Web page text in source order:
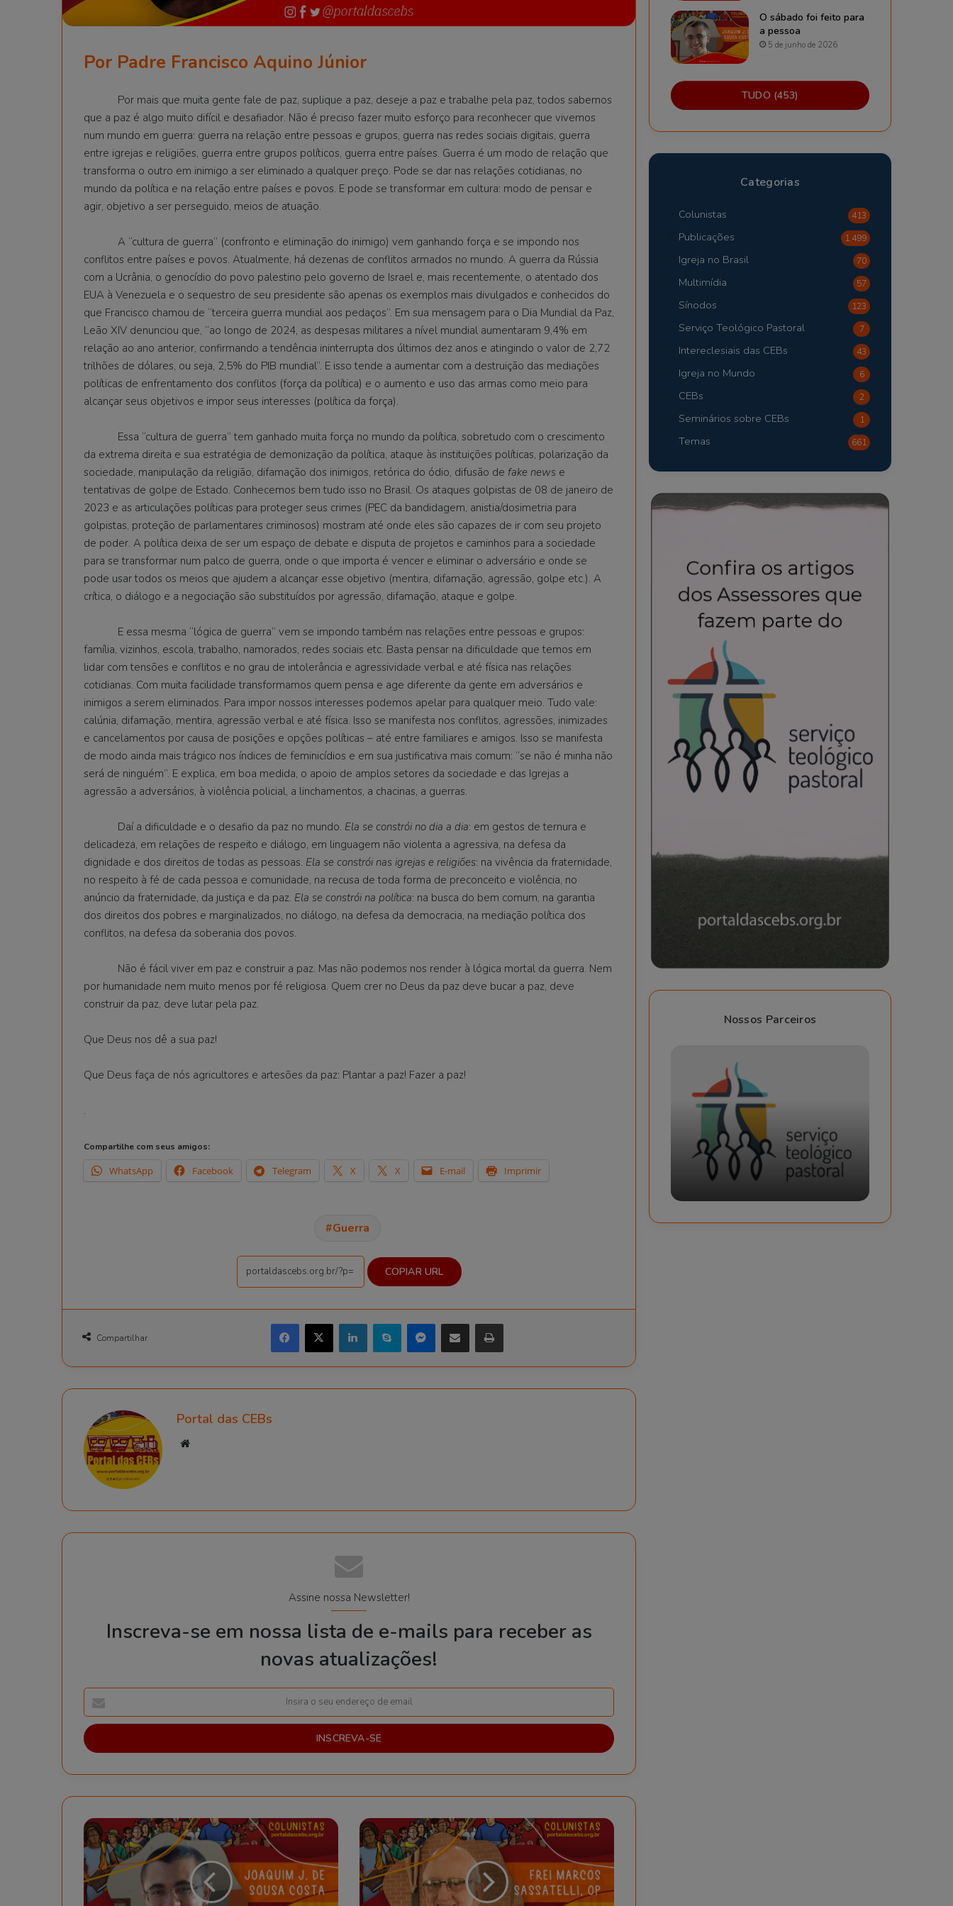
Por Padre Francisco Aquino Júnior
Por mais que muita gente fale de paz, suplique a paz, deseje a paz e trabalhe pela paz, todos sabemos
que a paz é algo muito difícil e desafiador. Não é preciso fazer muito esforço para reconhecer que vivemos
num mundo em guerra: guerra na relação entre pessoas e grupos, guerra nas redes sociais digitais, guerra
entre igrejas e religiões, guerra entre grupos políticos, guerra entre países. Guerra é um modo de relação que
transforma o outro em inimigo a ser eliminado a qualquer preço. Pode se dar nas relações cotidianas, no
mundo da política e na relação entre países e povos. E pode se transformar em cultura: modo de pensar e
agir, objetivo a ser perseguido, meios de atuação.
A “cultura de guerra” (confronto e eliminação do inimigo) vem ganhando força e se impondo nos
conflitos entre países e povos. Atualmente, há dezenas de conflitos armados no mundo. A guerra da Rússia
com a Ucrânia, o genocídio do povo palestino pelo governo de Israel e, mais recentemente, o atentado dos
EUA à Venezuela e o sequestro de seu presidente são apenas os exemplos mais divulgados e conhecidos do
que Francisco chamou de “terceira guerra mundial aos pedaços”. Em sua mensagem para o Dia Mundial da Paz,
Leão XIV denunciou que, “ao longo de 2024, as despesas militares a nível mundial aumentaram 9,4% em
relação ao ano anterior, confirmando a tendência ininterrupta dos últimos dez anos e atingindo o valor de 2,72
trilhões de dólares, ou seja, 2,5% do PIB mundial”. E isso tende a aumentar com a destruição das mediações
políticas de enfrentamento dos conflitos (força da política) e o aumento e uso das armas como meio para
alcançar seus objetivos e impor seus interesses (política da força).
Essa “cultura de guerra” tem ganhado muita força no mundo da política, sobretudo com o crescimento
da extrema direita e sua estratégia de demonização da política, ataque às instituições políticas, polarização da
sociedade, manipulação da religião, difamação dos inimigos, retórica do ódio, difusão de fake news e
tentativas de golpe de Estado. Conhecemos bem tudo isso no Brasil. Os ataques golpistas de 08 de janeiro de
2023 e as articulações políticas para proteger seus crimes (PEC da bandidagem, anistia/dosimetria para
golpistas, proteção de parlamentares criminosos) mostram até onde eles são capazes de ir com seu projeto
de poder. A política deixa de ser um espaço de debate e disputa de projetos e caminhos para a sociedade
para se transformar num palco de guerra, onde o que importa é vencer e eliminar o adversário e onde se
pode usar todos os meios que ajudem a alcançar esse objetivo (mentira, difamação, agressão, golpe etc.). A
crítica, o diálogo e a negociação são substituídos por agressão, difamação, ataque e golpe.
E essa mesma “lógica de guerra” vem se impondo também nas relações entre pessoas e grupos:
família, vizinhos, escola, trabalho, namorados, redes sociais etc. Basta pensar na dificuldade que temos em
lidar com tensões e conflitos e no grau de intolerância e agressividade verbal e até física nas relações
cotidianas. Com muita facilidade transformamos quem pensa e age diferente da gente em adversários e
inimigos a serem eliminados. Para impor nossos interesses podemos apelar para qualquer meio. Tudo vale:
calúnia, difamação, mentira, agressão verbal e até física. Isso se manifesta nos conflitos, agressões, inimizades
e cancelamentos por causa de posições e opções políticas – até entre familiares e amigos. Isso se manifesta
de modo ainda mais trágico nos índices de feminicídios e em sua justificativa mais comum: “se não é minha não
será de ninguém”. E explica, em boa medida, o apoio de amplos setores da sociedade e das Igrejas a
agressão a adversários, à violência policial, a linchamentos, a chacinas, a guerras.
Daí a dificuldade e o desafio da paz no mundo. Ela se constrói no dia a dia: em gestos de ternura e
delicadeza, em relações de respeito e diálogo, em linguagem não violenta a agressiva, na defesa da
dignidade e dos direitos de todas as pessoas. Ela se constrói nas igrejas e religiões: na vivência da fraternidade,
no respeito à fé de cada pessoa e comunidade, na recusa de toda forma de preconceito e violência, no
anúncio da fraternidade, da justiça e da paz. Ela se constrói na política: na busca do bem comum, na garantia
dos direitos dos pobres e marginalizados, no diálogo, na defesa da democracia, na mediação política dos
conflitos, na defesa da soberania dos povos.
Não é fácil viver em paz e construir a paz. Mas não podemos nos render à lógica mortal da guerra. Nem
por humanidade nem muito menos por fé religiosa. Quem crer no Deus da paz deve bucar a paz, deve
construir da paz, deve lutar pela paz.
Que Deus nos dê a sua paz!
Que Deus faça de nós agricultores e artesões da paz: Plantar a paz! Fazer a paz!
.
Compartilhe com seus amigos:
WhatsApp Facebook Telegram X X E-mail Imprimir
Guerra
COPIAR URL
Compartilhar
Facebook
X LinkedinSkype Messenger
Compartilhar via e-mail Imprimir
Portal das CEBs
Assine nossa Newsletter!
Inscreva-se em nossa lista de e-mails para receber as
novas atualizações!
Insira
seu
endereço
de
email
Nada
mais
espiritual
que
amar
O
Ser
Humano
como
Ser
de
Práxis
O sábado foi feito para
a pessoa
5 de junho de 2026
TUDO (453)
Categorias
Colunistas 413
Publicações 1.499
Igreja no Brasil 70
Multimídia 57
Sínodos 123
Serviço Teológico Pastoral 7
Intereclesiais das CEBs 43
Igreja no Mundo 6
CEBs 2
Seminários sobre CEBs 1
Temas 661
Nossos Parceiros